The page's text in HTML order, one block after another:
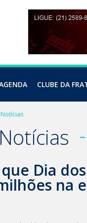
CLUBE DA
Dia
na